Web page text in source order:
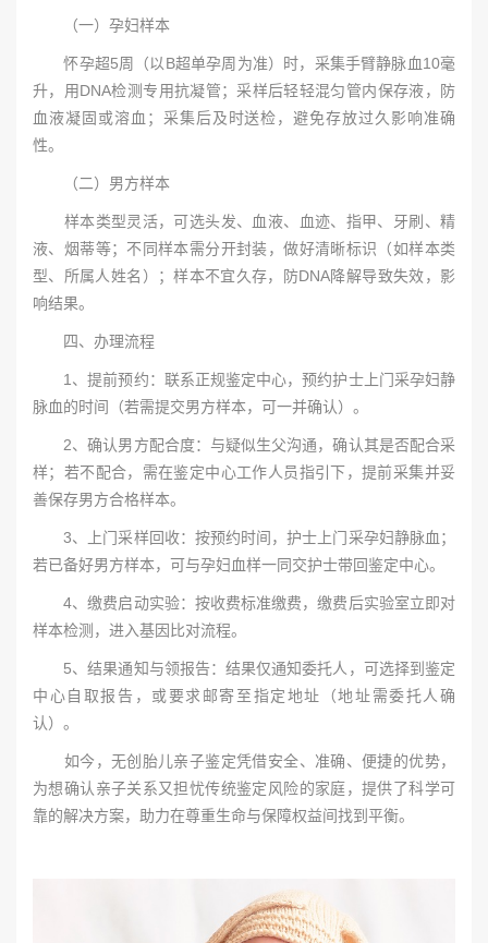
（一）孕妇样本
怀孕超5周（以B超单孕周为准）时，采集手臂静脉血10毫
升，用DNA检测专用抗凝管；采样后轻轻混匀管内保存液，防
血液凝固或溶血；采集后及时送检，避免存放过久影响准确
性。
（二）男方样本
样本类型灵活，可选头发、血液、血迹、指甲、牙刷、精
液、烟蒂等；不同样本需分开封装，做好清晰标识（如样本类
型、所属人姓名）；样本不宜久存，防DNA降解导致失效，影
响结果。
四、办理流程
1、提前预约：联系正规鉴定中心，预约护士上门采孕妇静
脉血的时间（若需提交男方样本，可一并确认）。
2、确认男方配合度：与疑似生父沟通，确认其是否配合采
样；若不配合，需在鉴定中心工作人员指引下，提前采集并妥
善保存男方合格样本。
3、上门采样回收：按预约时间，护士上门采孕妇静脉血；
若已备好男方样本，可与孕妇血样一同交护士带回鉴定中心。
4、缴费启动实验：按收费标准缴费，缴费后实验室立即对
样本检测，进入基因比对流程。
5、结果通知与领报告：结果仅通知委托人，可选择到鉴定
中心自取报告，或要求邮寄至指定地址（地址需委托人确
认）。
如今，无创胎儿亲子鉴定凭借安全、准确、便捷的优势，
为想确认亲子关系又担忧传统鉴定风险的家庭，提供了科学可
靠的解决方案，助力在尊重生命与保障权益间找到平衡。